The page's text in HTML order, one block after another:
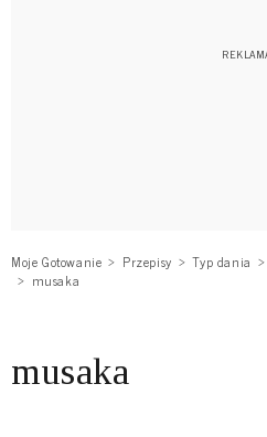
Moje Gotowanie Przepisy Typ dania
musaka
musaka